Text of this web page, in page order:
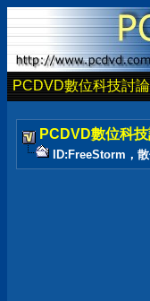
PCDVD數位科技討
PCDVD數位科
ID:FreeStorm，